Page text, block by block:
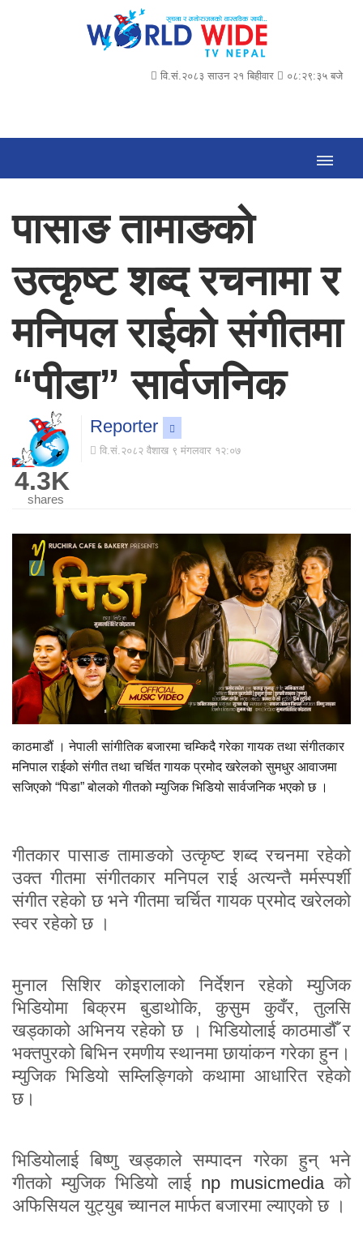
वि.सं.२०८३ साउन २१ बिहीवार ०८:२९:३६ बजे
पासाङ तामाङको
उत्कृष्ट शब्द रचनामा र
मनिपल राईको संगीतमा
“पीडा” सार्वजनिक
Reporter
वि.सं.२०८२ वैशाख ९ मंगलवार १२:०७
4.3K
shares
काठमाडौं । नेपाली सांगीतिक बजारमा चम्किदै गरेका गायक तथा संगीतकार
मनिपाल राईको संगीत तथा चर्चित गायक प्रमोद खरेलको सुमधुर आवाजमा
सजिएको “पिडा” बोलको गीतको म्युजिक भिडियो सार्वजनिक भएको छ ।
गीतकार पासाङ तामाङको उत्कृष्ट शब्द रचनमा रहेको
उक्त गीतमा संगीतकार मनिपल राई अत्यन्तै मर्मस्पर्शी
संगीत रहेको छ भने गीतमा चर्चित गायक प्रमोद खरेलको
स्वर रहेको छ ।
मुनाल सिशिर कोइरालाको निर्देशन रहेको म्युजिक
भिडियोमा बिक्रम बुडाथोकि, कुसुम कुवँर, तुलसि
खड्काको अभिनय रहेको छ । भिडियोलाई काठमाडौँ र
भक्तपुरको बिभिन रमणीय स्थानमा छायांकन गरेका हुन।
म्युजिक भिडियो सम्लिङ्गिको कथामा आधारित रहेको
छ।
भिडियोलाई बिष्णु खड्काले सम्पादन गरेका हुन् भने
गीतको म्युजिक भिडियो लाई np musicmedia को
अफिसियल युट्युब च्यानल मार्फत बजारमा ल्याएको छ ।